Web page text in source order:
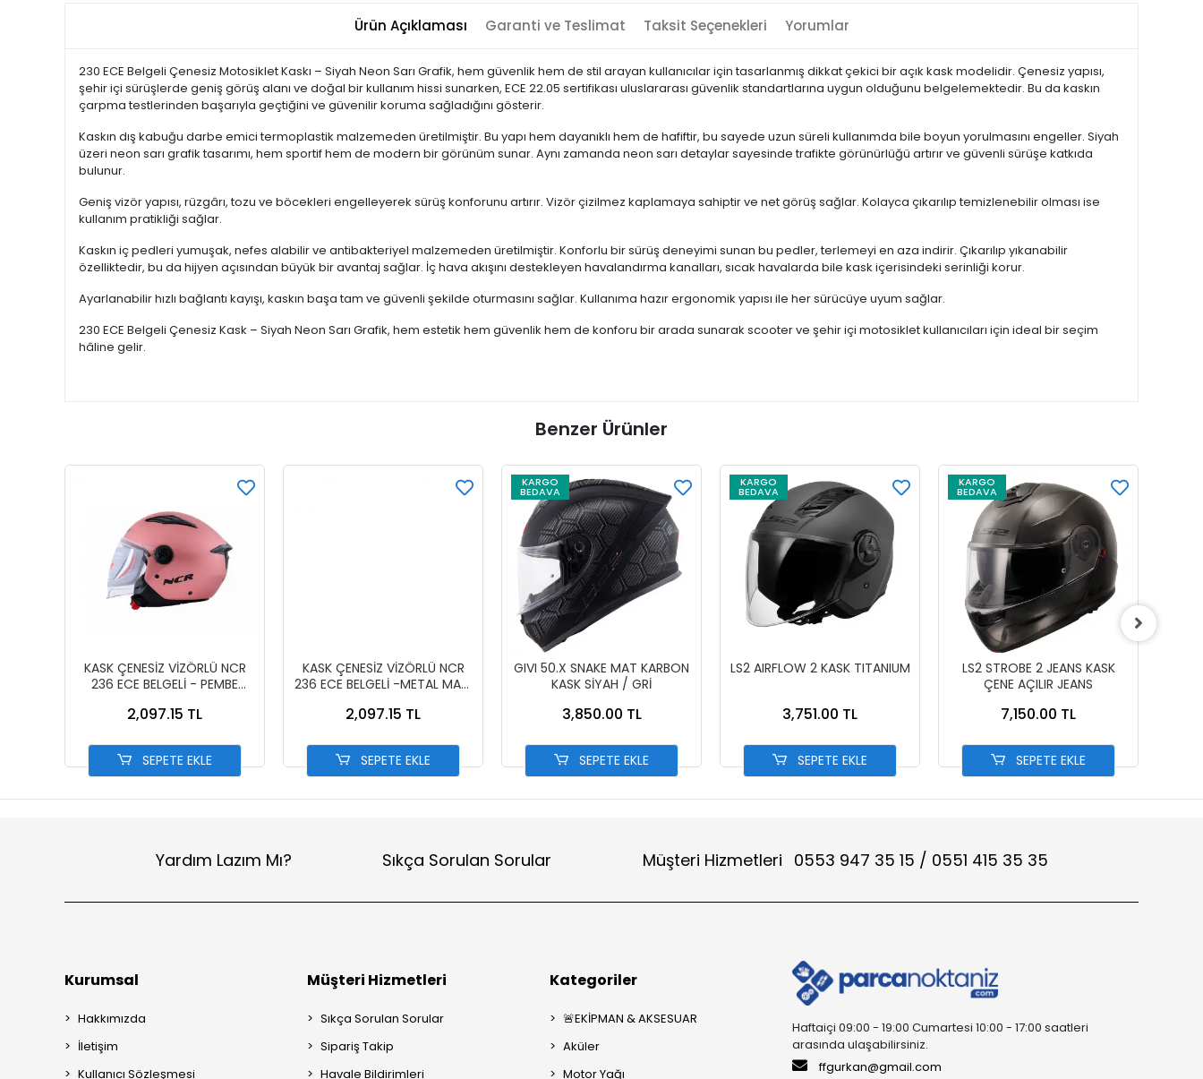
Ürün Açıklaması Garanti ve Teslimat Taksit Seçenekleri Yorumlar
230 ECE Belgeli Çenesiz Motosiklet Kaskı – Siyah Neon Sarı Grafik, hem güvenlik hem de stil arayan kullanıcılar için tasarlanmış dikkat çekici bir açık kask modelidir. Çenesiz yapısı,
şehir içi sürüşlerde geniş görüş alanı ve doğal bir kullanım hissi sunarken, ECE 22.05 sertifikası uluslararası güvenlik standartlarına uygun olduğunu belgelemektedir. Bu da kaskın
çarpma testlerinden başarıyla geçtiğini ve güvenilir koruma sağladığını gösterir.
Kaskın dış kabuğu darbe emici termoplastik malzemeden üretilmiştir. Bu yapı hem dayanıklı hem de hafiftir, bu sayede uzun süreli kullanımda bile boyun yorulmasını engeller. Siyah
üzeri neon sarı grafik tasarımı, hem sportif hem de modern bir görünüm sunar. Aynı zamanda neon sarı detaylar sayesinde trafikte görünürlüğü artırır ve güvenli sürüşe katkıda
bulunur.
Geniş vizör yapısı, rüzgârı, tozu ve böcekleri engelleyerek sürüş konforunu artırır. Vizör çizilmez kaplamaya sahiptir ve net görüş sağlar. Kolayca çıkarılıp temizlenebilir olması ise
kullanım pratikliği sağlar.
Kaskın iç pedleri yumuşak, nefes alabilir ve antibakteriyel malzemeden üretilmiştir. Konforlu bir sürüş deneyimi sunan bu pedler, terlemeyi en aza indirir. Çıkarılıp yıkanabilir
özelliktedir, bu da hijyen açısından büyük bir avantaj sağlar. İç hava akışını destekleyen havalandırma kanalları, sıcak havalarda bile kask içerisindeki serinliği korur.
Ayarlanabilir hızlı bağlantı kayışı, kaskın başa tam ve güvenli şekilde oturmasını sağlar. Kullanıma hazır ergonomik yapısı ile her sürücüye uyum sağlar.
230 ECE Belgeli Çenesiz Kask – Siyah Neon Sarı Grafik, hem estetik hem güvenlik hem de konforu bir arada sunarak scooter ve şehir içi motosiklet kullanıcıları için ideal bir seçim
hâline gelir.
Benzer Ürünler
KASK ÇENESİZ VİZÖRLÜ NCR
236 ECE BELGELİ - PEMBE
2,097.15 TL
SEPETE EKLE
KASK ÇENESİZ VİZÖRLÜ NCR
236 ECE BELGELİ -METAL MAVİ
2,097.15 TL
SEPETE EKLE
KARGO
BEDAVA
GIVI 50.X SNAKE MAT KARBON
KASK SİYAH / GRİ
3,850.00 TL
SEPETE EKLE
KARGO
BEDAVA
LS2 AIRFLOW 2 KASK TITANIUM
3,751.00 TL
SEPETE EKLE
KARGO
BEDAVA
LS2 STROBE 2 JEANS KASK
ÇENE AÇILIR JEANS
7,150.00 TL
SEPETE EKLE
Yardım Lazım Mı? Sıkça Sorulan Sorular Müşteri Hizmetleri 0553 947 35 15 / 0551 415 35 35
Kurumsal
Hakkımızda
İletişim
Kullanıcı Sözleşmesi
Müşteri Hizmetleri
Sıkça Sorulan Sorular
Sipariş Takip
Havale Bildirimleri
Kategoriler
🚨EKİPMAN & AKSESUAR
Aküler
Motor Yağı
Haftaiçi 09:00 - 19:00 Cumartesi 10:00 - 17:00 saatleri
arasında ulaşabilirsiniz.
ffgurkan@gmail.com